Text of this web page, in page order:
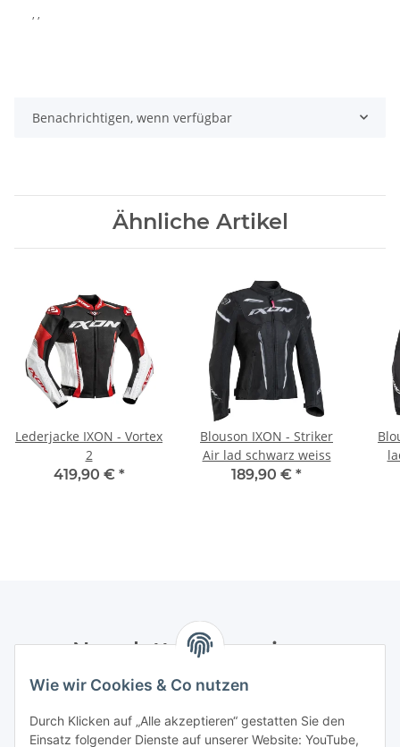
Wie wir Cookies & Co nutzen
Durch Klicken auf „Alle akzeptieren“ gestatten Sie den
Einsatz folgender Dienste auf unserer Website: YouTube,
, ,
Benachrichtigen, wenn verfügbar
Ähnliche Artikel
Lederjacke IXON - Vortex
2
419,90 € *
Blouson IXON - Striker
Air lad schwarz weiss
189,90 € *
Newsletter Abonnieren
Bitte senden Sie mir entsprechend Ihrer
Informationen zu Ihrem Produktsortiment per E-Mail zu.